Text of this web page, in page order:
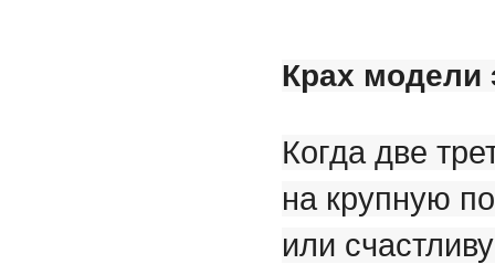
Крах модели
Когда две
на крупную
или